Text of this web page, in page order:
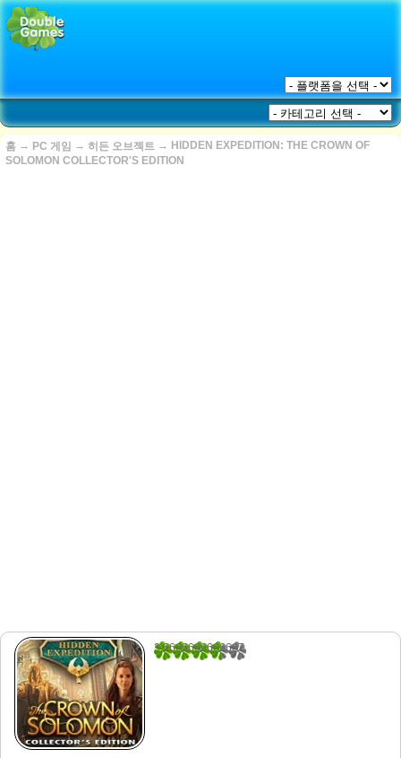
홈 → PC 게임 → 히든 오브젝트 → HIDDEN EXPEDITION: THE CROWN OF
SOLOMON COLLECTOR'S EDITION
3.6666666666667